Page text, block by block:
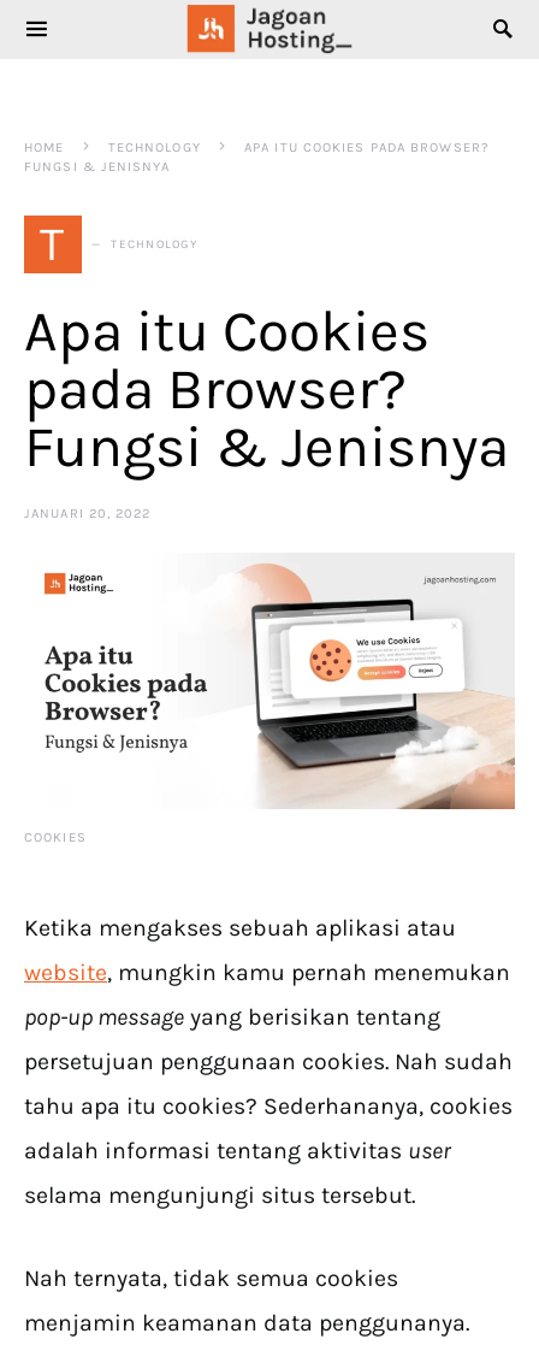
SEARCH FOR:
HOME TECHNOLOGY
APA ITU COOKIES PADA BROWSER?
FUNGSI & JENISNYA
T TECHNOLOGY
Apa itu Cookies
pada Browser?
Fungsi & Jenisnya
JANUARI 20, 2022
COOKIES
Ketika mengakses sebuah aplikasi atau
website, mungkin kamu pernah menemukan
pop-up message yang berisikan tentang
persetujuan penggunaan cookies. Nah sudah
tahu apa itu cookies? Sederhananya, cookies
adalah informasi tentang aktivitas user
selama mengunjungi situs tersebut.
Nah ternyata, tidak semua cookies
menjamin keamanan data penggunanya.